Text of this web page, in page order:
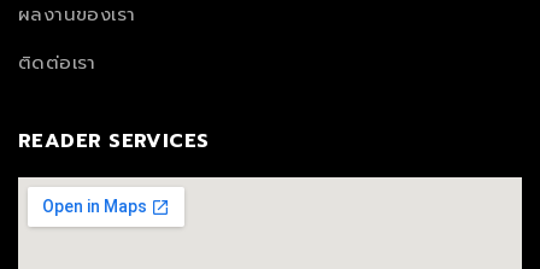
ผลงานของเรา
ติดต่อเรา
READER SERVICES